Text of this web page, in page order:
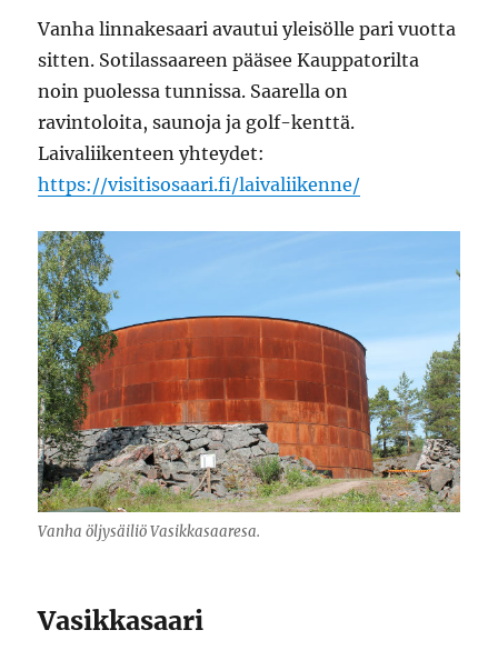
Vanha linnakesaari avautui yleisölle pari vuotta
sitten. Sotilassaareen pääsee Kauppatorilta
noin puolessa tunnissa. Saarella on
ravintoloita, saunoja ja golf-kenttä.
Laivaliikenteen yhteydet:
https://visitisosaari.fi/laivaliikenne/
Vanha öljysäiliö Vasikkasaaresa.
Vasikkasaari